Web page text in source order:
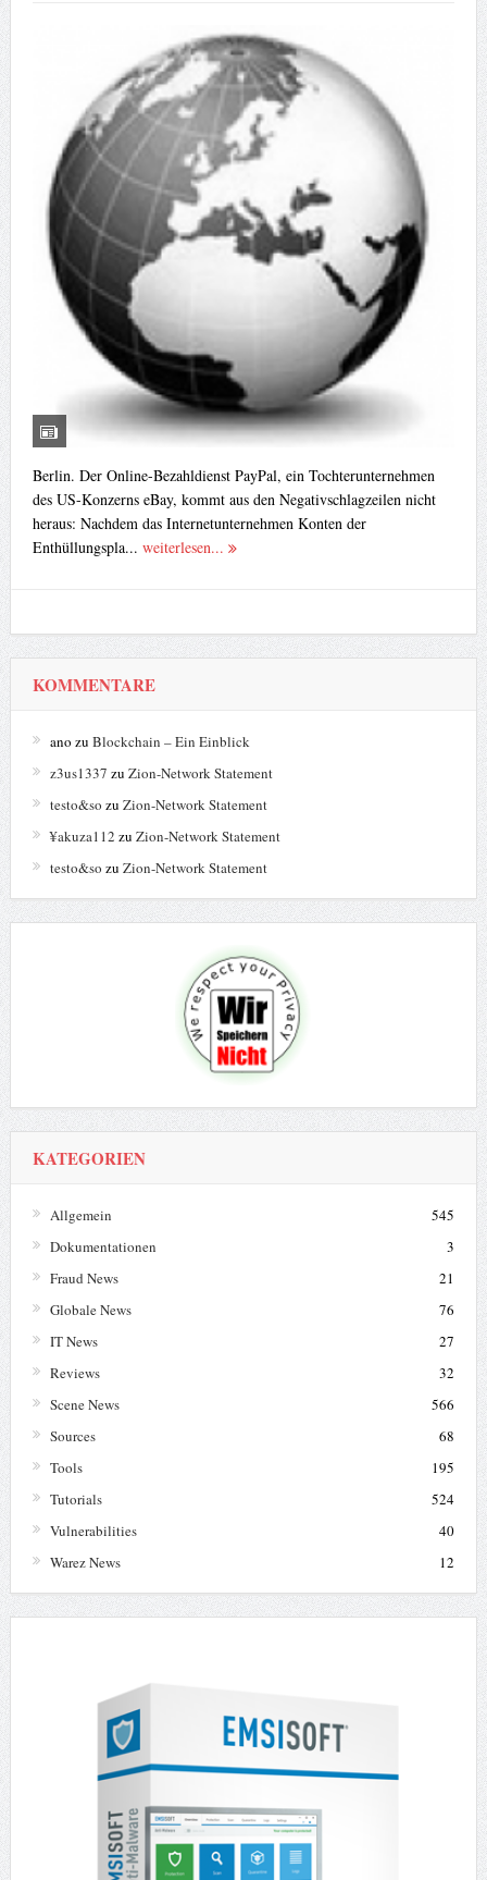
Berlin. Der Online-Bezahldienst PayPal, ein Tochterunternehmen
des US-Konzerns eBay, kommt aus den Negativschlagzeilen nicht
heraus: Nachdem das Internetunternehmen Konten der
Enthüllungspla... weiterlesen...
KOMMENTARE
ano zu Blockchain – Ein Einblick
z3us1337 zu Zion-Network Statement
testo&so zu Zion-Network Statement
¥akuza112 zu Zion-Network Statement
testo&so zu Zion-Network Statement
KATEGORIEN
Allgemein
545
Dokumentationen
3
Fraud News
21
Globale News
76
IT News
27
Reviews
32
Scene News
566
Sources
68
Tools
195
Tutorials
524
Vulnerabilities
40
Warez News
12